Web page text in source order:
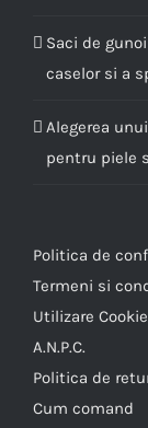
Saci de
caselor si a
Alegerea
pentru piele
Politica de
Termeni si
Utilizare
A.N.P.C.
Politica de
Cum comand